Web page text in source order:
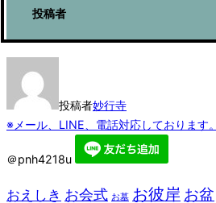
投稿者
投稿者妙行寺
※メール、LINE、電話対応しております。
＠pnh4218u
おえしき お会式 お墓 お彼岸 お盆